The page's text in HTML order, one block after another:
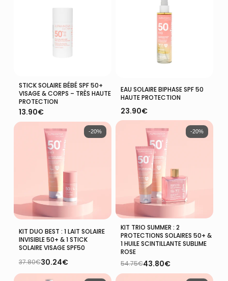
Lire La Suite
STICK SOLAIRE BÉBÉ SPF 50+
VISAGE & CORPS – TRÈS HAUTE
PROTECTION
13.90€
Ajouter Au Panier
EAU SOLAIRE BIPHASE SPF 50
HAUTE PROTECTION
23.90€
-20%
Ajouter Au Panier
KIT DUO BEST : 1 LAIT SOLAIRE
INVISIBLE 50+ & 1 STICK
SOLAIRE VISAGE SPF50
37.80€
Le
prix
30.24€
Le
prix
-20%
Ajouter Au Panier
KIT TRIO SUMMER : 2
PROTECTIONS SOLAIRES 50+ &
1 HUILE SCINTILLANTE SUBLIME
ROSE
54.75€
Le
prix
43.80€
Le
prix